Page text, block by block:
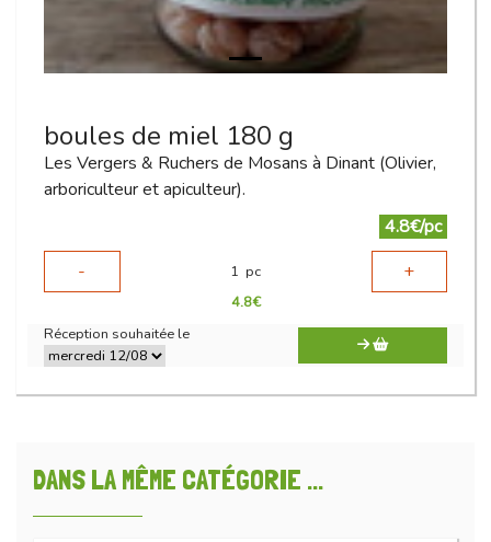
boules de miel 180 g
Les Vergers & Ruchers de Mosans à Dinant (Olivier,
arboriculteur et apiculteur).
4.8€/pc
-
1 pc +
4.8€
Réception souhaitée le
DANS LA MÊME CATÉGORIE ...